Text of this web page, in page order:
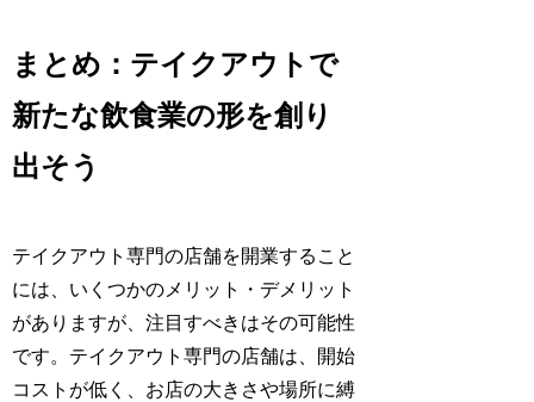
まとめ：テイクアウトで
新たな飲食業の形を創り
出そう
テイクアウト専門の店舗を開業すること
には、いくつかのメリット・デメリット
がありますが、注目すべきはその可能性
です。テイクアウト専門の店舗は、開始
コストが低く、お店の大きさや場所に縛